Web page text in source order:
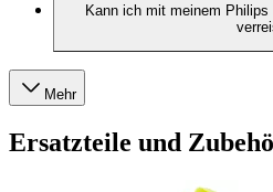
Kann ich mit meinem
Mehr
Ersatzteile und